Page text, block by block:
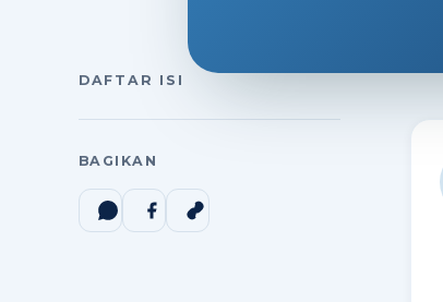
DAFTAR ISI
BAGIKAN